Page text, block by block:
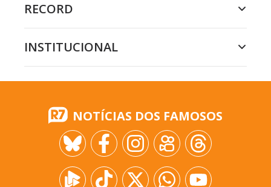
RECORD
INSTITUCIONAL
NOTÍCIAS DOS FAMOSOS